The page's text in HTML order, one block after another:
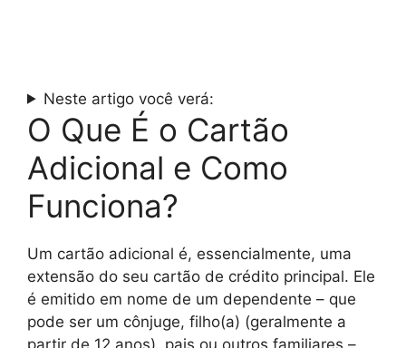
Neste artigo você verá:
O Que É o Cartão
Adicional e Como
Funciona?
Um cartão adicional é, essencialmente, uma
extensão do seu cartão de crédito principal. Ele
é emitido em nome de um dependente – que
pode ser um cônjuge, filho(a) (geralmente a
partir de 12 anos), pais ou outros familiares –